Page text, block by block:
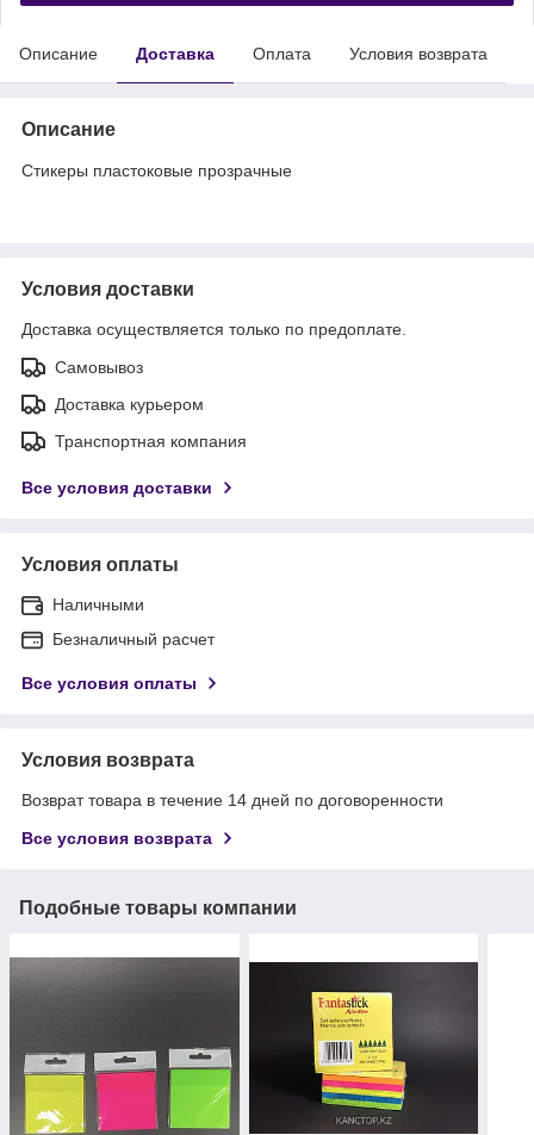
Описание Доставка Оплата Условия возврата
Описание
Стикеры пластоковые прозрачные
Условия доставки
Доставка осуществляется только по предоплате.
Самовывоз
Доставка курьером
Транспортная компания
Все условия доставки
Условия оплаты
Наличными
Безналичный расчет
Все условия оплаты
Условия возврата
Возврат товара в течение 14 дней по договоренности
Все условия возврата
Подобные товары компании